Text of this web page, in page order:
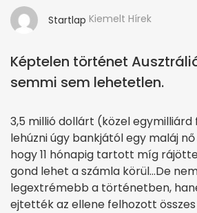
Startlap Kiemelt Hírek
Képtelen történet
semmi sem lehetetlen.
3,5 millió dollárt (közel
lehúzni úgy bankjától egy maláj
hogy 11 hónapig tartott míg
gond lehet a számla körül…De
legextrémebb a történetben,
ejtették az ellene felhozott